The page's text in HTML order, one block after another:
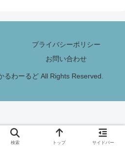
プライバシーポリシー
お問い合わせ
わーるど All Rights Reserved.
検索 トップ サイドバー